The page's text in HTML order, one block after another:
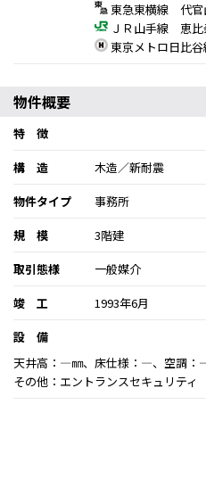
東急東横線 代官
ＪＲ山手線 恵比
東京メトロ日比
物件概要
特 徴
構 造
木造／新耐震
物件タイプ
事務所
規 模
3階建
取引態様
一般媒介
竣 工
1993年6月
設 備
天井高：―㎜、床仕様：―、空調
その他：エントランスセキュリティ